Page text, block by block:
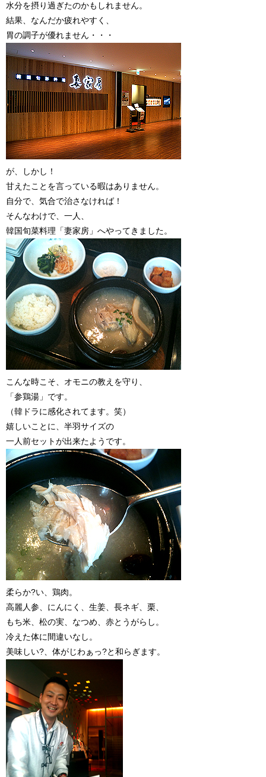
水分を摂り過ぎたのかもしれません。
結果、なんだか疲れやすく、
胃の調子が優れません・・・
が、しかし！
甘えたことを言っている暇はありません。
自分で、気合で治さなければ！
そんなわけで、一人、
韓国旬菜料理「妻家房」へやってきました。
こんな時こそ、オモニの教えを守り、
「参鶏湯」です。
（韓ドラに感化されてます。笑）
嬉しいことに、半羽サイズの
一人前セットが出来たようです。
柔らか?い、鶏肉。
高麗人参、にんにく、生姜、長ネギ、栗、
もち米、松の実、なつめ、赤とうがらし。
冷えた体に間違いなし。
美味しい?、体がじわぁっ?と和らぎます。